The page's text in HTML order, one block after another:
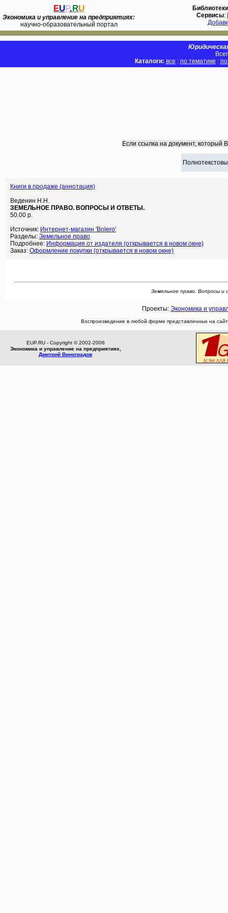
EUP.RU
Экономика и управление на предприятиях:
научно-образовательный портал
Библиотеки
Сервисы:
Каталоги: все : по тематике :
Если ссылка на документ, который
Книги в продаже (аннотация)
Веденин Н.Н.
ЗЕМЕЛЬНОЕ ПРАВО. ВОПРОСЫ И ОТВЕТЫ.
50.00 р.
Источник: Интернет-магазин 'Bolero'
Разделы: Земельное право
Подробнее: Информация от издателя (открывается в новом окне)
Заказ: Оформление покупки (открывается в новом окне)
Земельное право. Вопросы
Проекты: Экономика и
Воспроизведение в любой форме представленных на
EUP.RU - Copyright © 2002-2006
Экономика и управление на предприятиях,
Дмитрий Виноградов